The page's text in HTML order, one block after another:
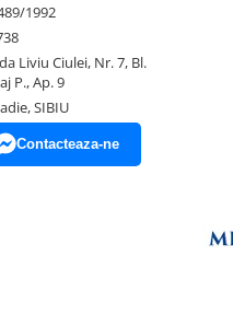
1992
Liviu Ciulei, Nr. 7, Bl.
P., Ap. 9
SIBIU
Contacteaza-ne